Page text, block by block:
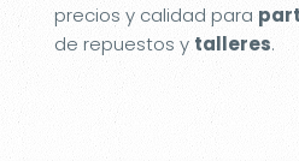
precios y calidad para
de repuestos ytalleres.